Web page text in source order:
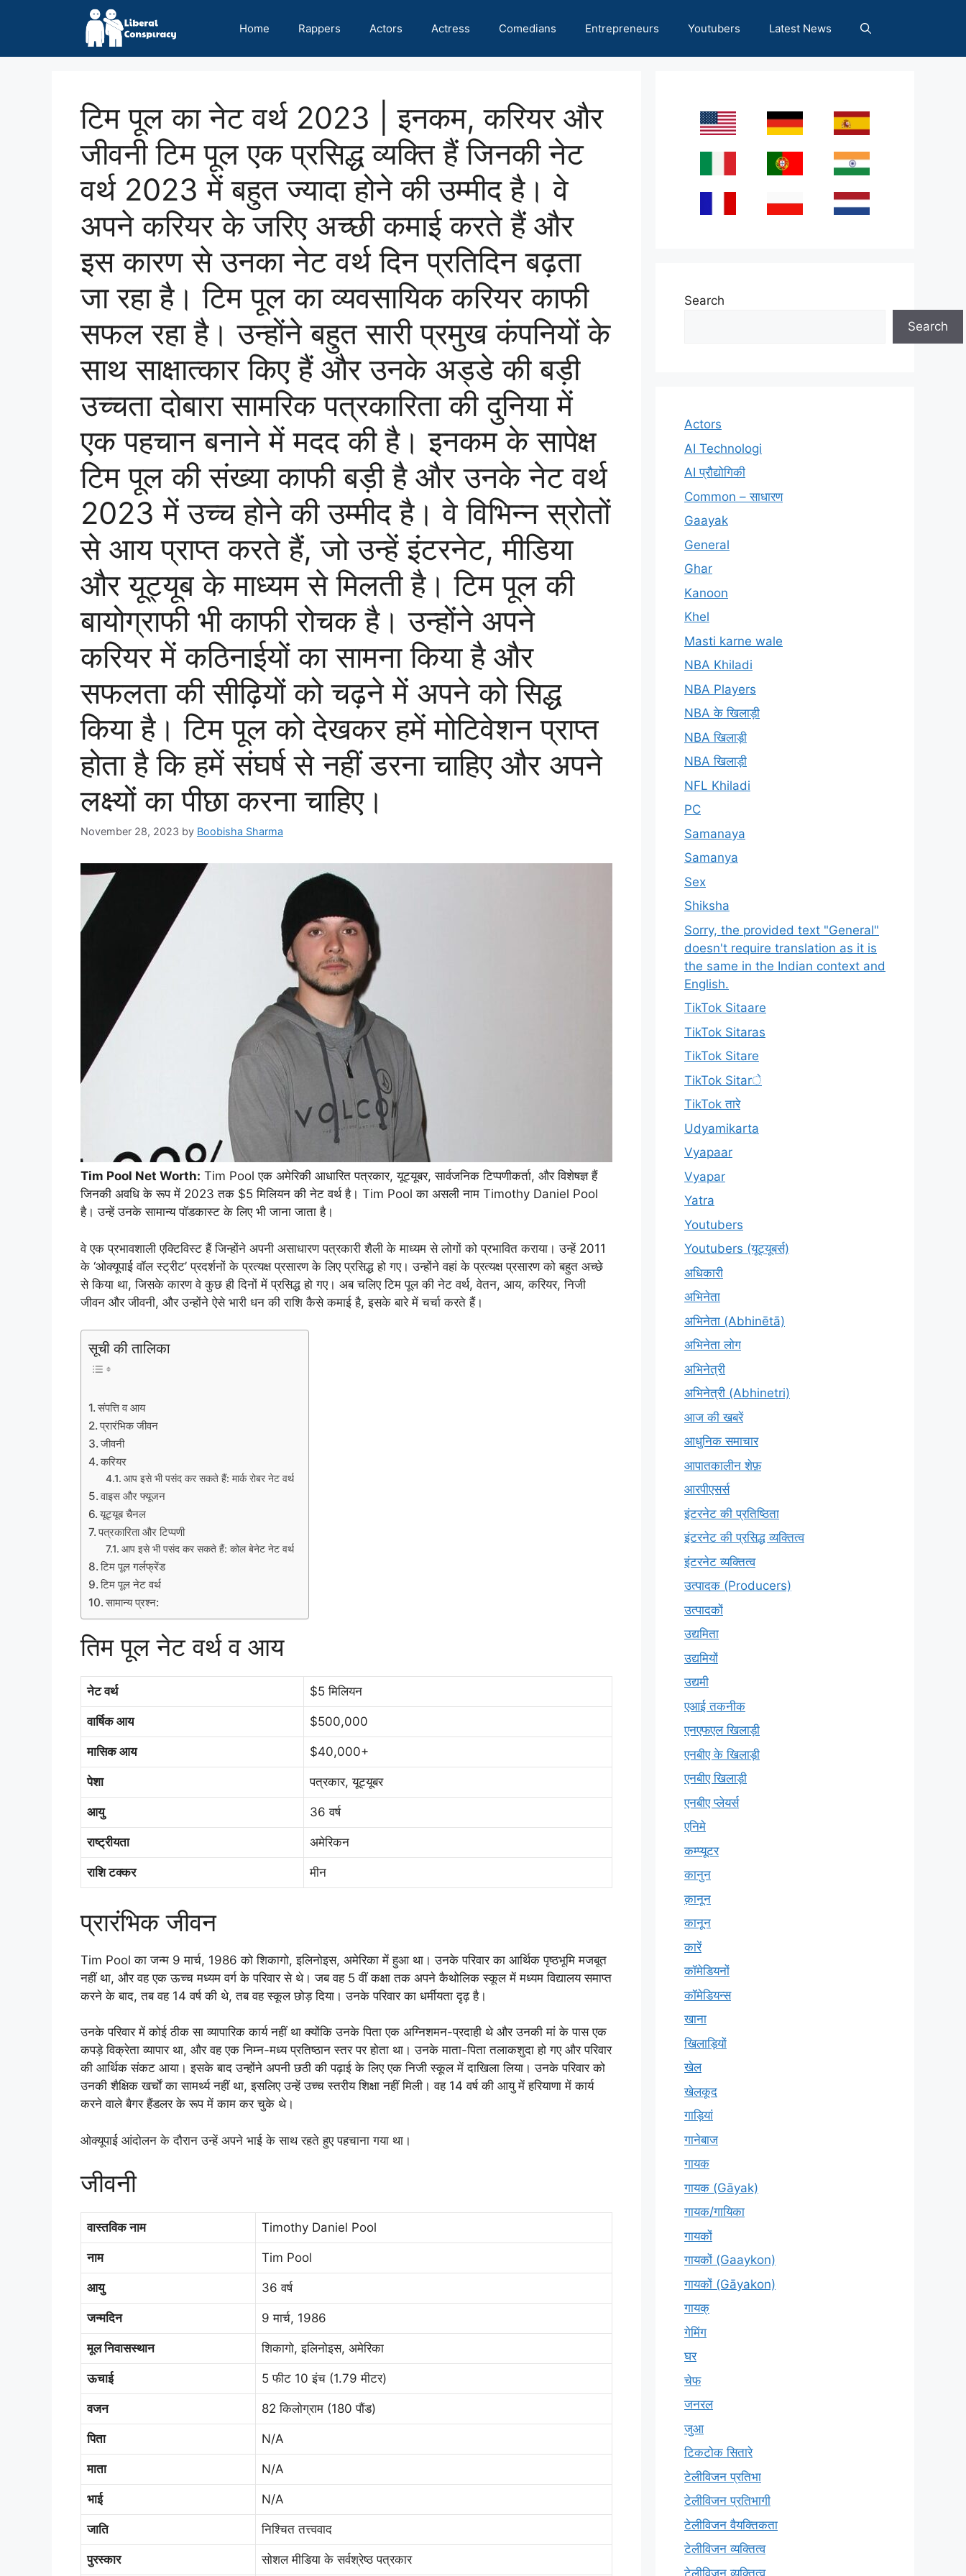
Home Rappers Actors Actress Comedians Entrepreneurs Youtubers Latest News
टिम पूल का नेट वर्थ 2023 | इनकम, करियर और
जीवनी टिम पूल एक प्रसिद्ध व्यक्ति हैं जिनकी नेट
वर्थ 2023 में बहुत ज्यादा होने की उम्मीद है। वे
अपने करियर के जरिए अच्छी कमाई करते हैं और
इस कारण से उनका नेट वर्थ दिन प्रतिदिन बढ़ता
जा रहा है। टिम पूल का व्यवसायिक करियर काफी
सफल रहा है। उन्होंने बहुत सारी प्रमुख कंपनियों के
साथ साक्षात्कार किए हैं और उनके अड्डे की बड़ी
उच्चता दोबारा सामरिक पत्रकारिता की दुनिया में
एक पहचान बनाने में मदद की है। इनकम के सापेक्ष
टिम पूल की संख्या काफी बड़ी है और उनके नेट वर्थ
2023 में उच्च होने की उम्मीद है। वे विभिन्न स्रोतों
से आय प्राप्त करते हैं, जो उन्हें इंटरनेट, मीडिया
और यूट्यूब के माध्यम से मिलती है। टिम पूल की
बायोग्राफी भी काफी रोचक है। उन्होंने अपने
करियर में कठिनाईयों का सामना किया है और
सफलता की सीढ़ियों को चढ़ने में अपने को सिद्ध
किया है। टिम पूल को देखकर हमें मोटिवेशन प्राप्त
होता है कि हमें संघर्ष से नहीं डरना चाहिए और अपने
लक्ष्यों का पीछा करना चाहिए।
November 28, 2023 by Boobisha Sharma
Tim Pool Net Worth: Tim Pool एक अमेरिकी आधारित पत्रकार, यूट्यूबर, सार्वजनिक टिप्पणीकर्ता, और विशेषज्ञ हैं
जिनकी अवधि के रूप में 2023 तक $5 मिलियन की नेट वर्थ है। Tim Pool का असली नाम Timothy Daniel Pool
है। उन्हें उनके सामान्य पॉडकास्ट के लिए भी जाना जाता है।
वे एक प्रभावशाली एक्टिविस्ट हैं जिन्होंने अपनी असाधारण पत्रकारी शैली के माध्यम से लोगों को प्रभावित कराया। उन्हें 2011
के ‘ओक्यूपाई वॉल स्ट्रीट’ प्रदर्शनों के प्रत्यक्ष प्रसारण के लिए प्रसिद्ध हो गए। उन्होंने वहां के प्रत्यक्ष प्रसारण को बहुत अच्छे
से किया था, जिसके कारण वे कुछ ही दिनों में प्रसिद्ध हो गए। अब चलिए टिम पूल की नेट वर्थ, वेतन, आय, करियर, निजी
जीवन और जीवनी, और उन्होंने ऐसे भारी धन की राशि कैसे कमाई है, इसके बारे में चर्चा करते हैं।
सूची की तालिका
संपत्ति व आय
प्रारंभिक जीवन
जीवनी
करियर
आप इसे भी पसंद कर सकते हैं: मार्क रोबर नेट वर्थ
वाइस और फ्यूजन
यूट्यूब चैनल
पत्रकारिता और टिप्पणी
आप इसे भी पसंद कर सकते हैं: कोल बेनेट नेट वर्थ
टिम पूल गर्लफ्रेंड
टिम पूल नेट वर्थ
सामान्य प्रश्न:
तिम पूल नेट वर्थ व आय
नेट वर्थ $5 मिलियन
वार्षिक आय $500,000
मासिक आय $40,000+
पेशा पत्रकार, यूट्यूबर
आयु 36 वर्ष
राष्ट्रीयता अमेरिकन
राशि टक्कर मीन
प्रारंभिक जीवन
Tim Pool का जन्म 9 मार्च, 1986 को शिकागो, इलिनोइस, अमेरिका में हुआ था। उनके परिवार का आर्थिक पृष्ठभूमि मजबूत
नहीं था, और वह एक ऊच्च मध्यम वर्ग के परिवार से थे। जब वह 5 वीं कक्षा तक अपने कैथोलिक स्कूल में मध्यम विद्यालय समाप्त
करने के बाद, तब वह 14 वर्ष की थे, तब वह स्कूल छोड़ दिया। उनके परिवार का धर्मीयता दृढ़ है।
उनके परिवार में कोई ठीक सा व्यापारिक कार्य नहीं था क्योंकि उनके पिता एक अग्निशमन-प्रदाही थे और उनकी मां के पास एक
कपड़े विक्रेता व्यापार था, और वह एक निम्न-मध्य प्रतिष्ठान स्तर पर होता था। उनके माता-पिता तलाकशुदा हो गए और परिवार
की आर्थिक संकट आया। इसके बाद उन्होंने अपनी छठी की पढ़ाई के लिए एक निजी स्कूल में दाखिला लिया। उनके परिवार को
उनकी शैक्षिक खर्चों का सामर्थ्य नहीं था, इसलिए उन्हें उच्च स्तरीय शिक्षा नहीं मिली। वह 14 वर्ष की आयु में हरियाणा में कार्य
करने वाले बैगर हैंडलर के रूप में काम कर चुके थे।
ओक्यूपाई आंदोलन के दौरान उन्हें अपने भाई के साथ रहते हुए पहचाना गया था।
जीवनी
वास्तविक नाम Timothy Daniel Pool
नाम Tim Pool
आयु 36 वर्ष
जन्मदिन 9 मार्च, 1986
मूल निवासस्थान शिकागो, इलिनोइस, अमेरिका
ऊचाई 5 फीट 10 इंच (1.79 मीटर)
वजन 82 किलोग्राम (180 पौंड)
पिता N/A
माता N/A
भाई N/A
जाति निश्चित तत्त्ववाद
पुरस्कार सोशल मीडिया के सर्वश्रेष्ठ पत्रकार
Search
Search
Actors
AI Technologi
AI प्रौद्योगिकी
Common – साधारण
Gaayak
General
Ghar
Kanoon
Khel
Masti karne wale
NBA Khiladi
NBA Players
NBA के खिलाड़ी
NBA खिलाड़ी
NBA खिलाड़ी
NFL Khiladi
PC
Samanaya
Samanya
Sex
Shiksha
Sorry, the provided text "General"
doesn't require translation as it is
the same in the Indian context and
English.
TikTok Sitaare
TikTok Sitaras
TikTok Sitare
TikTok Sitarे
TikTok तारे
Udyamikarta
Vyapaar
Vyapar
Yatra
Youtubers
Youtubers (यूट्यूबर्स)
अधिकारी
अभिनेता
अभिनेता (Abhinētā)
अभिनेता लोग
अभिनेत्री
अभिनेत्री (Abhinetri)
आज की खबरें
आधुनिक समाचार
आपातकालीन शेफ़
आरपीएसर्स
इंटरनेट की प्रतिष्ठिता
इंटरनेट की प्रसिद्ध व्यक्तित्व
इंटरनेट व्यक्तित्व
उत्पादक (Producers)
उत्पादकों
उद्यमिता
उद्यमियों
उद्यमी
एआई तकनीक
एनएफएल खिलाड़ी
एनबीए के खिलाड़ी
एनबीए खिलाड़ी
एनबीए प्लेयर्स
एनिमे
कम्प्यूटर
कानुन
क़ानून
कानून
कारें
कॉमेडियनों
कॉमेडियन्स
खाना
खिलाड़ियों
खेल
खेलकूद
गाड़ियां
गानेबाज
गायक
गायक (Gāyak)
गायक/गायिका
गायकों
गायकों (Gaaykon)
गायकों (Gāyakon)
गायक्
गेमिंग
घर
चेफ
जनरल
जुआ
टिकटोक सितारे
टेलीविजन प्रतिभा
टेलीविजन प्रतिभागी
टेलीविजन वैयक्तिकता
टेलीविजन व्यक्तित्व
टेलीविज़न व्यक्तित्व